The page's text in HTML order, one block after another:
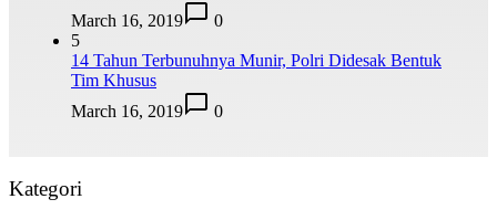
March 16, 2019
0
5
14 Tahun Terbunuhnya Munir, Polri Didesak Bentuk
Tim Khusus
March 16, 2019
0
Kategori